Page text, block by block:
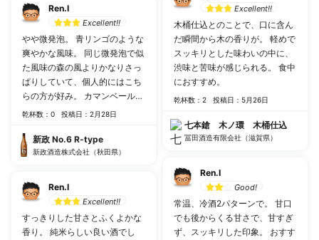
Ren.I
Excellent!!
やや微発泡。 青リンゴのような
爽やかな風味。 同じ微発泡で似
た風味の森の風よりかなりさっ
ぱりしていて、個人的にはこち
らの方が好み。 カマンベールチ
ーズに合いそう。
乾杯数：0 投稿日：2月28日
新政 No.6 R-type
新政酒造株式会社（秋田県）
Ren.I
Excellent!!
すっきりした甘さとふくよかな
香り。 純米らしい良い酒でし
Excellent!!
木桶仕込とのことで、口に含ん
だ瞬間から木の香りが。 軽めで
スッキリとした味わいの中に、
渋味と苦味が感じられる。 食中
におすすめ。
乾杯数：2 投稿日：5月26日
七本鎗 木ノ環 木桶仕込
冨田酒造有限会社（滋賀県）
Ren.I
Good!
常温、冷酒2パターンで。 甘口
でも後からくる甘さで、甘すぎ
ず、スッキリした印象。 おすす